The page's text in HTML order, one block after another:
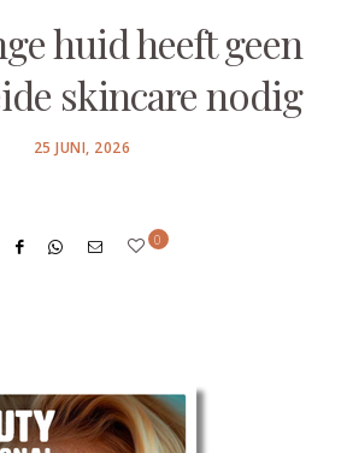
huid heeft geen
skincare nodig
POSTED
25 JUNI, 2026
0